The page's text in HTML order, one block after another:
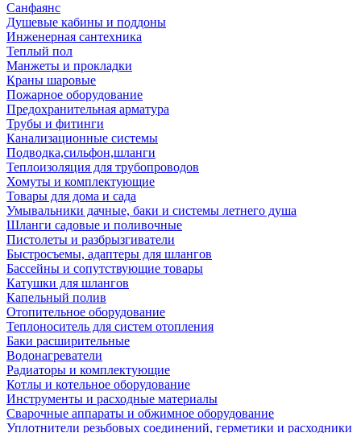
Санфаянс
Душевые кабины и поддоны
Инженерная сантехника
Теплый пол
Манжеты и прокладки
Краны шаровые
Пожарное оборудование
Предохранительная арматура
Трубы и фитинги
Канализационные системы
Подводка,сильфон,шланги
Теплоизоляция для трубопроводов
Хомуты и комплектующие
Товары для дома и сада
Умывальники дачные, баки и системы летнего душа
Шланги садовые и поливочные
Пистолеты и разбрызгиватели
Быстросъемы, адаптеры для шлангов
Бассейны и сопутствующие товары
Катушки для шлангов
Капельный полив
Отопительное оборудование
Теплоноситель для систем отопления
Баки расширительные
Водонагреватели
Радиаторы и комплектующие
Котлы и котельное оборудование
Инструменты и расходные материалы
Сварочные аппараты и обжимное оборудование
Уплотнители резьбовых соединений, герметики и расходники